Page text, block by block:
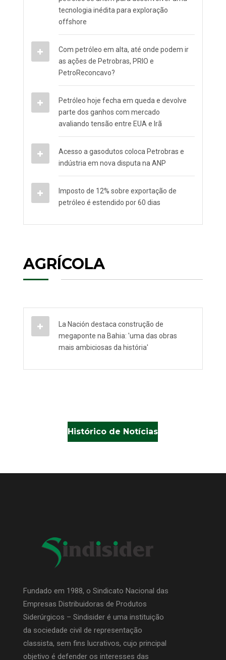
tecnologia inédita para exploração
offshore
Com petróleo em alta, até onde podem ir
as ações de Petrobras, PRIO e
PetroReconcavo?
Petróleo hoje fecha em queda e devolve
parte dos ganhos com mercado
avaliando tensão entre EUA e Irã
Acesso a gasodutos coloca Petrobras e
indústria em nova disputa na ANP
Imposto de 12% sobre exportação de
petróleo é estendido por 60 dias
AGRÍCOLA
La Nación destaca construção de
megaponte na Bahia: 'uma das obras
mais ambiciosas da história'
Histórico de Notícias
Fundado em 1988, o Sindicato Nacional das
Empresas Distribuidoras de Produtos
Siderúrgicos – Sindisider é uma instituição
da sociedade civil de representação
classista, sem fins lucrativos, cujo principal
objetivo é defender os interesses das